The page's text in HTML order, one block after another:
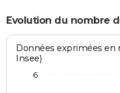
Evolution du nombre
Données exprimées en
Insee)
6